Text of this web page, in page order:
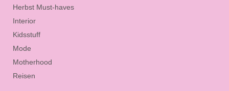
Herbst Must-haves
Interior
Kidsstuff
Mode
Motherhood
Reisen